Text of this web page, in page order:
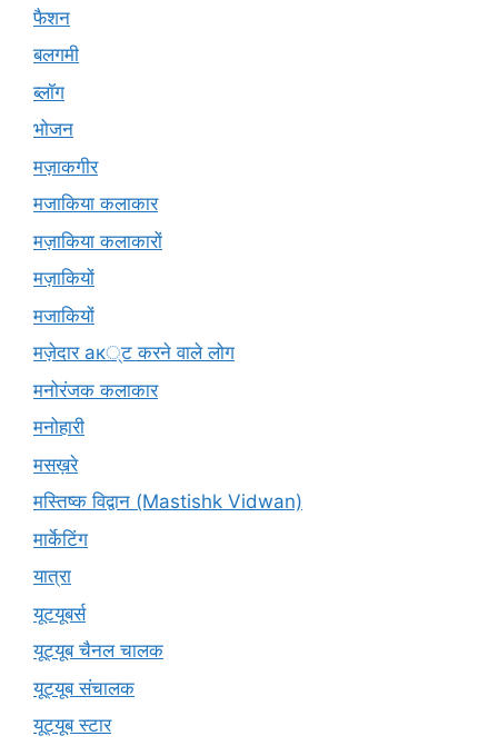
फैशन
बलगमी
ब्लॉग
भोजन
मज़ाकगीर
मजाकिया कलाकार
मज़ाकिया कलाकारों
मज़ाकियों
मजाकियों
मज़ेदार ак्ट करने वाले लोग
मनोरंजक कलाकार
मनोहारी
मसख़रे
मस्तिष्क विद्वान (Mastishk Vidwan)
मार्केटिंग
यात्रा
यूटयूबर्स
यूट्यूब चैनल चालक
यूट्यूब संचालक
यूट्यूब स्टार